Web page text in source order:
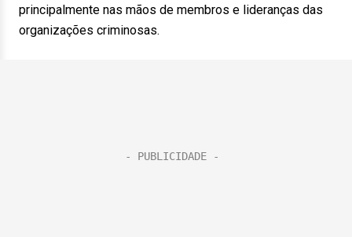
principalmente nas mãos de membros e lideranças das
organizações criminosas.